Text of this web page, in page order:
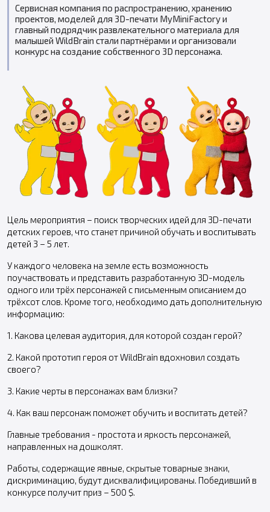
Сервисная компания по распространению, хранению
проектов, моделей для 3D-печати MyMiniFactory и
главный подрядчик развлекательного материала для
малышей WildBrain стали партнёрами и организовали
конкурс на создание собственного 3D персонажа.
Цель мероприятия – поиск творческих идей для 3D-печати
детских героев, что станет причиной обучать и воспитывать
детей 3 – 5 лет.
У каждого человека на земле есть возможность
поучаствовать и представить разработанную 3D-модель
одного или трёх персонажей с письменным описанием до
трёхсот слов. Кроме того, необходимо дать дополнительную
информацию:
1. Какова целевая аудитория, для которой создан герой?
2. Какой прототип героя от WildBrain вдохновил создать
своего?
3. Какие черты в персонажах вам близки?
4. Как ваш персонаж поможет обучить и воспитать детей?
Главные требования - простота и яркость персонажей,
направленных на дошколят.
Работы, содержащие явные, скрытые товарные знаки,
дискриминацию, будут дисквалифицированы. Победивший в
конкурсе получит приз – 500 $.